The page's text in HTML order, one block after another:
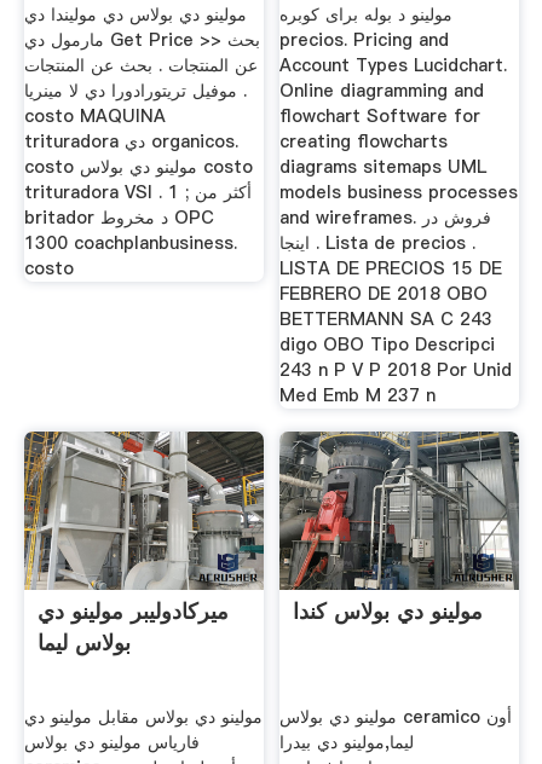
مولينو دي بولاس دي موليندا دي
مارمول دي Get Price >> بحث
عن المنتجات . بحث عن المنتجات
. موفيل تريتورادورا دي لا مينريا
costo MAQUINA
trituradora دي organicos.
costo مولينو دي بولاس costo
trituradora VSI . أكثر من ; 1
britador د مخروط OPC
1300 coachplanbusiness.
costo
مولینو د بوله برای کوبره
precios. Pricing and
Account Types Lucidchart.
Online diagramming and
flowchart Software for
creating flowcharts
diagrams sitemaps UML
models business processes
and wireframes. فروش در
اینجا . Lista de precios .
LISTA DE PRECIOS 15 DE
FEBRERO DE 2018 OBO
BETTERMANN SA C 243
digo OBO Tipo Descripci
243 n P V P 2018 Por Unid
Med Emb M 237 n
ميركادوليبر مولينو دي
بولاس ليما
مولينو دي بولاس مقابل مولينو دي
فارياس مولينو دي بولاس
مولينو دي بولاس كندا
مولينو دي بولاس ceramico أون
ليما,مولينو دي بيدرا